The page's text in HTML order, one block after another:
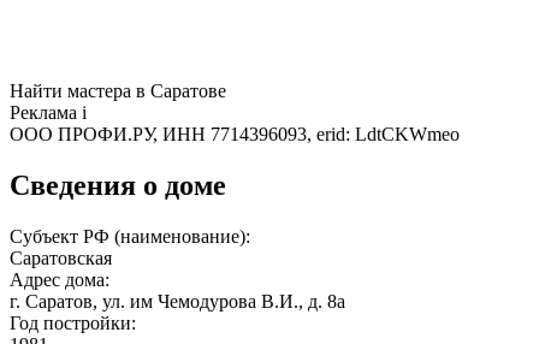
Найти мастера в Саратове
Реклама i
ООО ПРОФИ.РУ, ИНН 7714396093, erid: LdtCKWmeo
Сведения о доме
Субъект РФ (наименование):
Саратовская
Адрес дома:
г. Саратов, ул. им Чемодурова В.И., д. 8а
Год постройки: